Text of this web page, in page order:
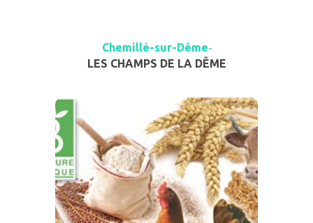
Chemillé-sur-Dême-
LES CHAMPS DE LA DÊME